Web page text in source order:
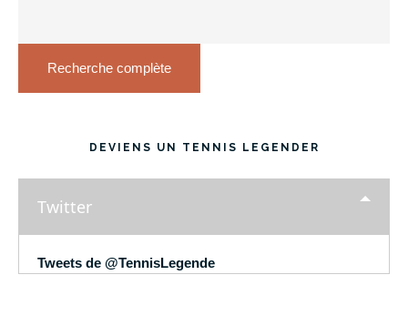
Recherche complète
DEVIENS UN TENNIS LEGENDER
Twitter
Tweets de @TennisLegende